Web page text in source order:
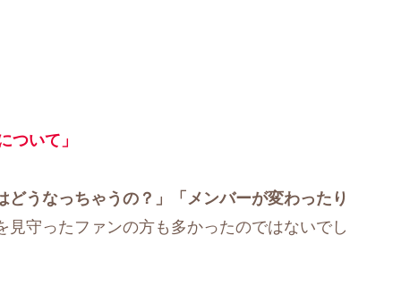
いて」
どうなっちゃうの？」「メンバーが変わったり
見守ったファンの方も多かったのではないでし